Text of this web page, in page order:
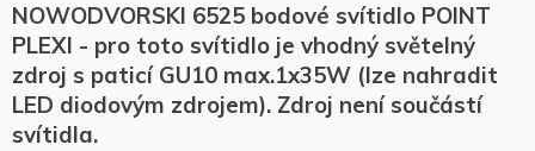
NOWODVORSKI 6525 bodové svítidlo POINT
PLEXI - pro toto svítidlo je vhodný světelný
zdroj s paticí GU10 max.1x35W (lze nahradit
LED diodovým zdrojem). Zdroj není součástí
svítidla.